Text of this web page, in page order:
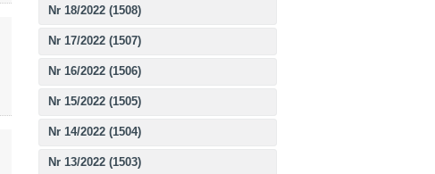
Nr 18/2022 (1508)
Nr 17/2022 (1507)
Nr 16/2022 (1506)
Nr 15/2022 (1505)
Nr 14/2022 (1504)
Nr 13/2022 (1503)